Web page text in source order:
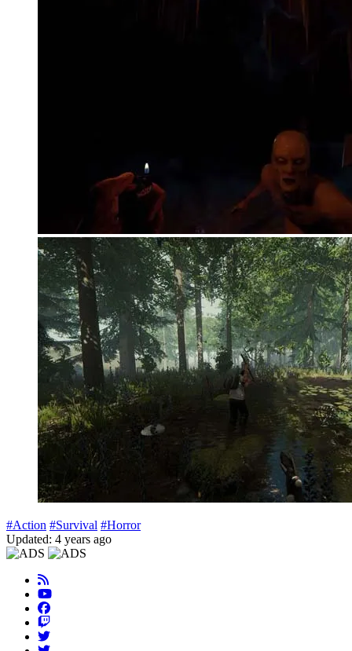
#Action #Survival #Horror
Updated: 4 years ago